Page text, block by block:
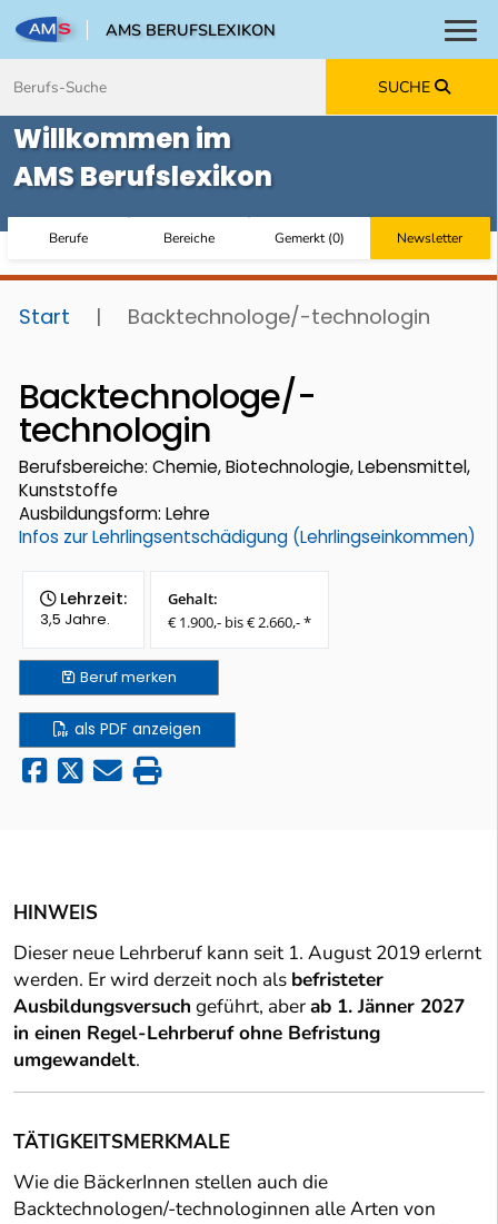
AMS BERUFSLEXIKON
SUCHE
Willkommen im
AMS Berufslexikon
Berufe Bereiche Gemerkt(0) Newsletter
Start | Backtechnologe/-technologin
Backtechnologe/-
technologin
Berufsbereiche: Chemie, Biotechnologie, Lebensmittel,
Kunststoffe
Ausbildungsform: Lehre
Infos zur Lehrlingsentschädigung (Lehrlingseinkommen)
Lehrzeit:
3,5 Jahre.
Gehalt:
€ 1.900,- bis € 2.660,- *
Berufmerken
als PDF anzeigen
HINWEIS
Dieser neue Lehrberuf kann seit 1. August 2019 erlernt
werden. Er wird derzeit noch als befristeter
Ausbildungsversuch geführt, aberab 1. Jänner 2027
in einen Regel-Lehrberuf ohne Befristung
umgewandelt.
TÄTIGKEITSMERKMALE
Wie die BäckerInnen stellen auch die
Backtechnologen/-technologinnen alle Arten von